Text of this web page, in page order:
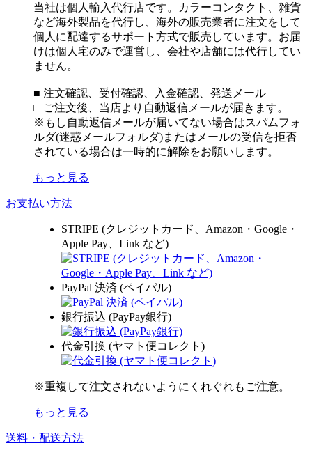
当社は個人輸入代行店です。カラーコンタクト、雑貨
など海外製品を代行し、海外の販売業者に注文をして
個人に配達するサポート方式で販売しています。お届
けは個人宅のみで運営し、会社や店舗には代行してい
ません。
■ 注文確認、受付確認、入金確認、発送メール
□ ご注文後、当店より自動返信メールが届きます。
※もし自動返信メールが届いてない場合はスパムフォ
ルダ(迷惑メールフォルダ)またはメールの受信を拒否
されている場合は一時的に解除をお願いします。
もっと見る
お支払い方法
STRIPE (クレジットカード、Amazon・Google・
Apple Pay、Link など)
PayPal 決済 (ペイパル)
銀行振込 (PayPay銀行)
代金引換 (ヤマト便コレクト)
※重複して注文されないようにくれぐれもご注意。
もっと見る
送料・配送方法